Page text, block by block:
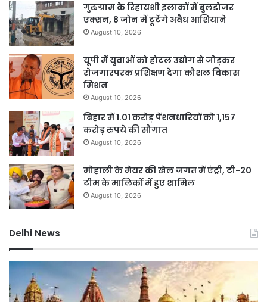
गुरुग्राम के रिहायशी इलाकों में बुलडोजर
एक्शन, 8 जोन में टूटेंगे अवैध आशियाने
August 10, 2026
यूपी में युवाओं को होटल उद्योग से जोड़कर
रोजगारपरक प्रशिक्षण देगा कौशल विकास
मिशन
August 10, 2026
बिहार में 1.01 करोड़ पेंशनधारियों को 1,157
करोड़ रुपये की सौगात
August 10, 2026
मोहाली के मेयर की खेल जगत में एंट्री, टी-20
टीम के मालिकों में हुए शामिल
August 10, 2026
Delhi News
दिल्ली
स्पिरिचुअल